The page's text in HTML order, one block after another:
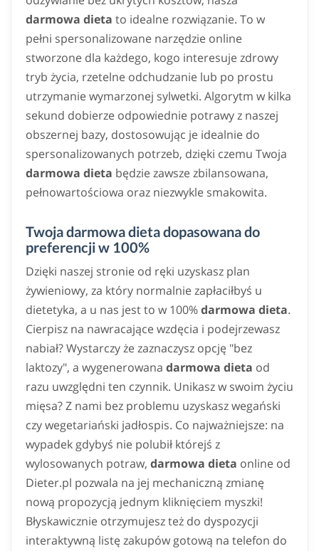
darmowa dieta to idealne rozwiązanie. To w
pełni spersonalizowane narzędzie online
stworzone dla każdego, kogo interesuje zdrowy
tryb życia, rzetelne odchudzanie lub po prostu
utrzymanie wymarzonej sylwetki. Algorytm w kilka
sekund dobierze odpowiednie potrawy z naszej
obszernej bazy, dostosowując je idealnie do
spersonalizowanych potrzeb, dzięki czemu Twoja
darmowa dieta będzie zawsze zbilansowana,
pełnowartościowa oraz niezwykle smakowita.
Twoja darmowa dieta dopasowana do
preferencji w 100%
Dzięki naszej stronie od ręki uzyskasz plan
żywieniowy, za który normalnie zapłaciłbyś u
dietetyka, a u nas jest to w 100%darmowa dieta.
Cierpisz na nawracające wzdęcia i podejrzewasz
nabiał? Wystarczy że zaznaczysz opcję "bez
laktozy", a wygenerowana darmowa dieta od
razu uwzględni ten czynnik. Unikasz w swoim życiu
mięsa? Z nami bez problemu uzyskasz wegański
czy wegetariański jadłospis. Co najważniejsze: na
wypadek gdybyś nie polubił którejś z
wylosowanych potraw, darmowa dieta online od
Dieter.pl pozwala na jej mechaniczną zmianę
nową propozycją jednym kliknięciem myszki!
Błyskawicznie otrzymujesz też do dyspozycji
interaktywną listę zakupów gotową na telefon do